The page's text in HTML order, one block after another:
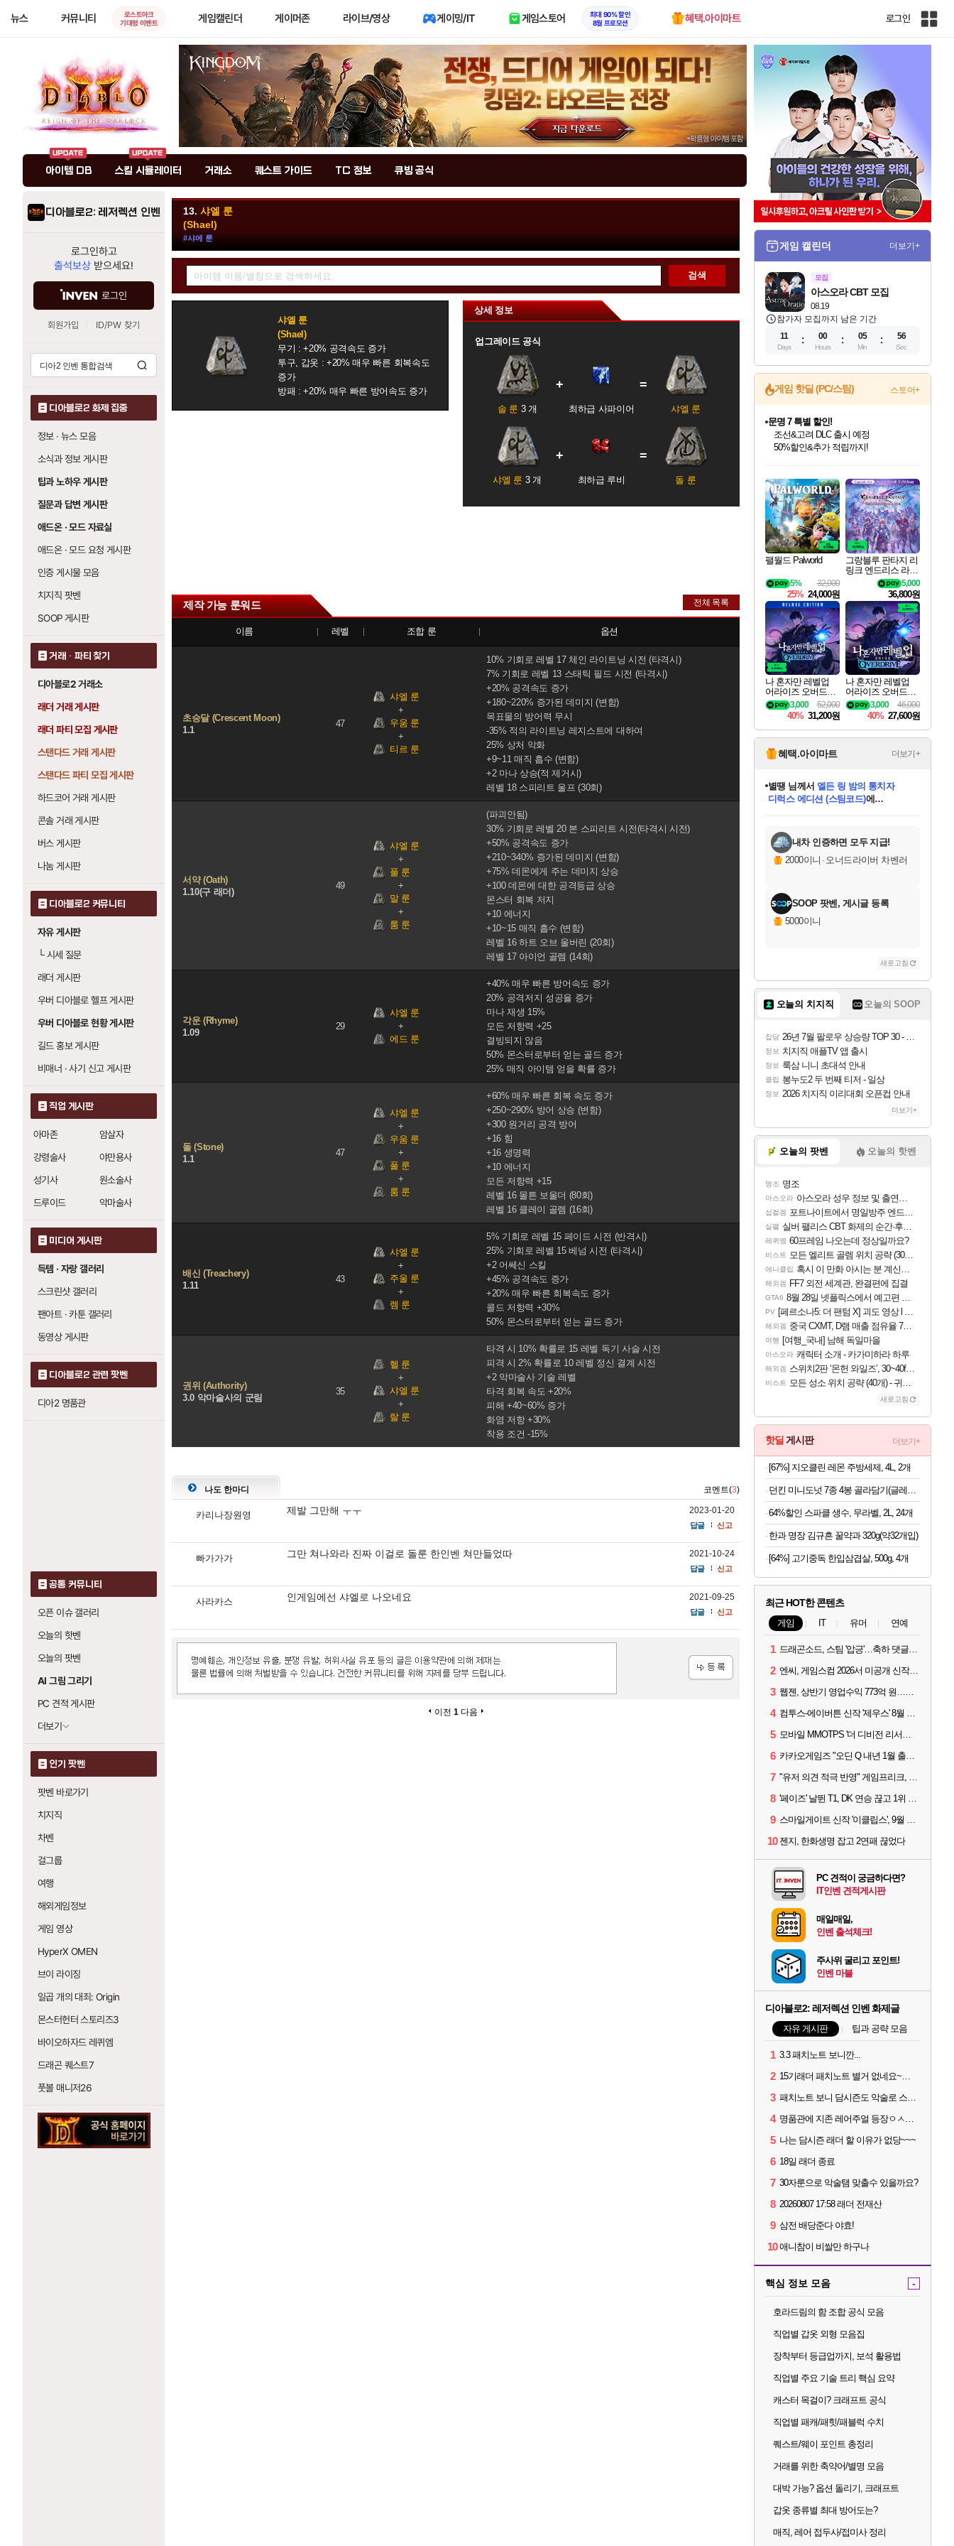
뉴스 커뮤니티
로스트아크
기대평 이벤트
게임캘린더 게이머존 라이브/영상 게이밍/IT 게임스토어
최대 90% 할인
8월 프로모션
혜택.아이마트 로그인
인
아이템 DB 스킬 시뮬레이터 거래소 퀘스트 가이드 TC 정보 큐빙 공식
디아블로2: 레저렉션 인벤
로그인하고
출석보상 받으세요!
로그인
회원가입 ID/PW 찾기
디아블로2 화제 집중
정보 · 뉴스 모음
소식과 정보 게시판
팁과 노하우 게시판
질문과 답변 게시판
애드온 · 모드 자료실
애드온 · 모드 요청 게시판
인증 게시물 모음
치지직 팟벤
SOOP 게시판
거래 · 파티 찾기
디아블로2 거래소
래더 거래 게시판
래더 파티 모집 게시판
스탠다드 거래 게시판
스탠다드 파티 모집 게시판
하드코어 거래 게시판
콘솔 거래 게시판
버스 게시판
나눔 게시판
디아블로2 커뮤니티
자유 게시판
└시세 질문
래더 게시판
우버 디아블로 헬프 게시판
우버 디아블로 현황 게시판
길드 홍보 게시판
비매너 · 사기 신고 게시판
직업 게시판
아마존
암살자
강령술사
야만용사
성기사
원소술사
드루이드
악마술사
미디어 게시판
득템 · 자랑 갤러리
스크린샷 갤러리
팬아트 · 카툰 갤러리
동영상 게시판
디아블로2 관련 팟벤
디아2 명품관
공통 커뮤니티
오픈 이슈 갤러리
오늘의 핫벤
오늘의 팟벤
AI 그림 그리기
PC 견적 게시판
더보기
인기 팟벤
팟벤 바로가기
치지직
차벤
걸그룹
여행
해외게임정보
게임 영상
HyperX OMEN
브이 라이징
일곱 개의 대죄: Origin
몬스터헌터 스토리즈3
바이오하자드 레퀴엠
드래곤 퀘스트7
풋볼 매니저26
13. 샤엘 룬
(Shael)
#샤에 룬
템
검색
샤엘 룬
(Shael)
무기 : +20% 공격속도 증가
투구, 갑옷 : +20% 매우 빠른 회복속도
증가
방패 : +20% 매우 빠른 방어속도 증가
상세 정보
업그레이드 공식
솔 룬 3 개 최하급 사파이어 샤엘 룬
샤엘 룬 3 개 최하급 루비 돌 룬
제작 가능 룬워드 전체 목록
이름 레벨 조합 룬 옵션
초승달 (Crescent Moon)
1.1
47
샤엘 룬
우움 룬
티르 룬
10% 기회로 레벨 17 체인 라이트닝 시전 (타격시)
7% 기회로 레벨 13 스태틱 필드 시전 (타격시)
+20% 공격속도 증가
+180~220% 증가된 데미지 (변함)
목표물의 방어력 무시
-35% 적의 라이트닝 레지스트에 대하여
25% 상처 악화
+9~11 매직 흡수 (변함)
+2 마나 상승(적 제거시)
레벨 18 스피리트 울프 (30회)
서약 (Oath)
1.10(구 래더)
49
샤엘 룬
풀 룬
말 룬
룸 룬
(파괴안됨)
30% 기회로 레벨 20 본 스피리트 시전(타격시 시전)
+50% 공격속도 증가
+210~340% 증가된 데미지 (변함)
+75% 데몬에게 주는 데미지 상승
+100 데몬에 대한 공격등급 상승
몬스터 회복 저지
+10 에너지
+10~15 매직 흡수 (변함)
레벨 16 하트 오브 울버린 (20회)
레벨 17 아이언 골렘 (14회)
각운 (Rhyme)
1.09
29
샤엘 룬
에드 룬
+40% 매우 빠른 방어속도 증가
20% 공격저지 성공율 증가
마나 재생 15%
모든 저항력 +25
결빙되지 않음
50% 몬스터로부터 얻는 골드 증가
25% 매직 아이템 얻을 확률 증가
돌 (Stone)
1.1
47
샤엘 룬
우움 룬
풀 룬
룸 룬
+60% 매우 빠른 회복 속도 증가
+250~290% 방어 상승 (변함)
+300 원거리 공격 방어
+16 힘
+16 생명력
+10 에너지
모든 저항력 +15
레벨 16 몰튼 보울더 (80회)
레벨 16 클레이 골렘 (16회)
배신 (Treachery)
1.11
43
샤엘 룬
주울 룬
렘 룬
5% 기회로 레벨 15 페이드 시전 (반격시)
25% 기회로 레벨 15 베넘 시전 (타격시)
+2 어쎄신 스킬
+45% 공격속도 증가
+20% 매우 빠른 회복속도 증가
콜드 저항력 +30%
50% 몬스터로부터 얻는 골드 증가
권위 (Authority)
3.0 악마술사의 군림
35
헬 룬
샤엘 룬
랄 룬
타격 시 10% 확률로 15 레벨 독기 사슬 시전
피격 시 2% 확률로 10 레벨 정신 결계 시전
+2 악마술사 기술 레벨
타격 회복 속도 +20%
피해 +40~60% 증가
화염 저항 +30%
착용 조건 -15%
글
영
나도 한마디 코멘트(3)
카리나장원영 제발 그만해 ㅜㅜ 2023-01-20
답글 신고
빠가가가 그만 쳐나와라 진짜 이걸로 돌룬 한인벤 쳐만들었따 2021-10-24
답글 신고
사라카스 인게임에선 샤엘로 나오네요 2021-09-25
답글 신고
이전 1 다음
게임 캘린더 더보기+
모집
08.19
아스오라 CBT 모집
참가자 모집까지 남은 기간
11
Days
00
Hours
05
Min
55
Sec
게임 핫딜 (PC/스팀) 스토어+
최대 90% 할인가를 만나보세요!
네이버혜택과 함께 만나보세요!
문명 7 특별 할인!
조선&고려 DLC 출시 예정
50%할인&추가 적립까지!
네이버 포인트 혜택까지!
이니&베니 혜택까지!
네이버 혜택가와 함께 예약하세요!
할인&네이버혜택으로 만나보세요!
네이버페이 혜택과 만나보세요!
40주년 프로모션으로 만나보세요!
할인가에 만나보세요!
일부 에디션 상시 할인!
혜택으로 예약 판매 중
편안하게 충전하세요
팰월드 Palworld
32,000
5%
25% 24,000원
그랑블루 판타지 리
링크 엔드리스 라그
나로크 업그레이드
킷 Granblue Fantasy
Relink Endless Ragn
arok Upgrade Kit DL
C
5,000
36,800원
나 혼자만 레벨업
어라이즈 오버드라
이브 디럭스 에디션
Solo Leveling Arise
Overdrive Deluxe Edi
tion
52,000
3,000
40% 31,200원
나 혼자만 레벨업
어라이즈 오버드라
이브 Solo Leveling A
rise
46,000
3,000
40% 27,600원
혜택.아이마트 더보기+
교환.
별땡 님께서 엘든 링 밤의 통치자
디럭스 에디션 (스팀코드)에
당첨되셨습니다.
당첨되셨습니다.
당첨되셨습니다.
당첨되셨습니다.
당첨되셨습니다.
당첨되셨습니다.
에디션 (스팀코드)를 교환.
당첨되셨습니다.
내차 인증하면 모두 지급!
2000이니 · 오너드라이버 차벤러
SOOP 팟벤, 게시글 등록
5000이니
새로고침
오늘의 치지직 오늘의 SOOP
잡담 26년 7월 팔로우 상승량 TOP 30 - 월간 치지직
정보 치지직 애플TV 앱 출시
정보 룩삼 니니 초대석 안내
클립 봉누도2 두 번째 티저 - 일상
정보 2026 치지직 이리대회 오픈컵 안내
더보기+
오늘의 팟벤 오늘의 핫벤
명조 명조
아스오라 아스오라 성우 정보 및 출연작 모음
섭컬겜 포트나이트에서 명일방주 엔드필드 [펠리카] 판매 예정
실팰 실버 팰리스 CBT 화제의 순간·후기 모음
레퀴엠 60프레임 나오는데 정상일까요?
비스트 모든 엘리트 골렘 위치 공략 (30개) - 방랑 결투가
애니클립 혹시 이 만화 아시는 분 계신가요
해외겜 FF7 외전 세계관, 완결편에 집결
GTA6 8월 28일 넷플릭스에서 예고편 공개 예정
PV [페르소나5: 더 팬텀 X] 괴도 영상 l 타카마키 안·댄싱 스타
해외겜 중국 CXMT, D램 매출 점유율 7%…글로벌 4위로 부상
여행 [여행_국내] 남해 독일마을
아스오라 캐릭터 소개 - 카가미하라 하루
해외겜 스위치2판 ‘몬헌 와일즈’, 30~40fps 목표 추정
비스트 모든 성소 위치 공략 (40개) - 귀환한 영혼 도전과제
새로고침
핫딜 게시판 더보기+
[67%] 지오클린 레몬 주방세제, 4L, 2개
64%할인 스파클 생수, 무라벨, 2L, 24개
한과 명장 김규흔 꿀약과 320g(약32개입)
[64%] 고기중독 한입삼겹살, 500g, 4개
최근 HOT한 콘텐츠
게임 IT 유머 연예
1 드래곤소드, 스팀 '압긍'…축하 댓글 달고 게임 코드 받자!
2 엔씨, 게임스컴 2026서 미공개 신작 최초 공개
3 웹젠, 상반기 영업수익 773억 원…순이익 89% 증가
4 컴투스-에이버튼 신작 '제우스' 8월 26일 출시…"모두를 위한 경쟁"
5 모바일 MMOTPS '더 디비전 리서전스', 6일 스팀에도 출시
6 카카오게임즈 "오딘 Q 내년 1월 출시, 연기는 없다"
7 "유저 의견 적극 반영" 게임프리크, 비스트 오브 리인카네이션 개선 나선다
8 '페이즈' 날뛴 T1, DK 연승 끊고 1위 지켜
9 스마일게이트 신작 '이클립스', 9월 10일 정식 출시
10 젠지, 한화생명 잡고 2연패 끊었다
PC 견적이 궁금하다면?
IT인벤 견적게시판
매일매일,
인벤 출석체크!
주사위 굴리고 포인트!
인벤 마블
디아블로2: 레저렉션 인벤 화제글
자유 게시판 팁과 공략 모음
1 3.3 패치노트 보니깐...
2 15기래더 패치노트 별거 없네요~없데이트수준?
3 패치노트 보니 담시즌도 악술로 스타트
4 명품관에 지존 레어주얼 등장ㅇㅅㅇ...
5 나는 담시즌 래더 할 이유가 없당~~~
6 18일 래더 종료
7 30자룬으로 악술탬 맞출수 있을까요?
8 20260807 17:58 래더 전재산
9 삼전 배당준다 야효!
10 애니참이 비쌀만 하구나
핵심 정보 모음 -
호라드림의 함 조합 공식 모음
직업별 갑옷 외형 모음집
장착부터 등급업까지, 보석 활용법
직업별 주요 기술 트리 핵심 요약
캐스터 목걸이? 크래프트 공식
직업별 패캐/패힛/패블럭 수치
퀘스트/웨이 포인트 총정리
거래를 위한 축약어/별명 모음
대박 가능? 옵션 돌리기, 크래프트
갑옷 종류별 최대 방어도는?
매직, 레어 접두사/접미사 정리